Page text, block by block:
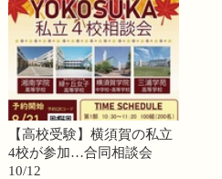
【高校受験】横須賀の私立
4校が参加…合同相談会
10/12